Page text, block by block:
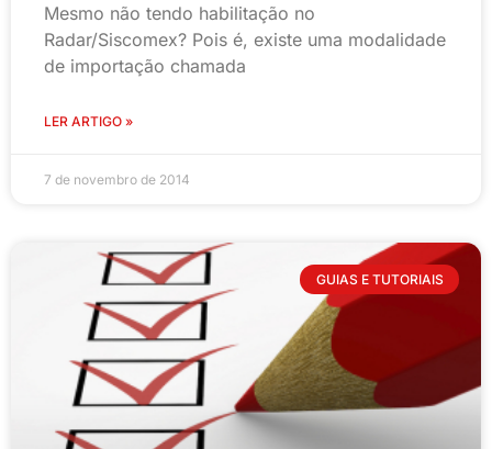
Mesmo não tendo habilitação no
Radar/Siscomex? Pois é, existe uma modalidade
de importação chamada
LER ARTIGO »
7 de novembro de 2014
GUIAS E TUTORIAIS